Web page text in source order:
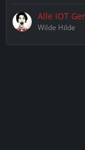
Alle IOT
Wilde Hilde